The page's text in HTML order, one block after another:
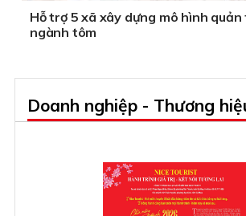
Hỗ trợ 5 xã xây dựng mô hình
ngành tôm
Doanh nghiệp - Thương